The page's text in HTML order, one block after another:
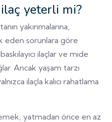
yeterli mi?
yakınmalarına,
eden sorunlara göre
ilaçlar ve mide
Ancak yaşam tarzı
ilaçla kalıcı rahatlama
yatmadan önce en az